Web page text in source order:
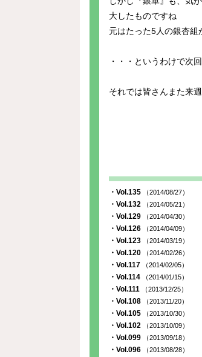
大したものですね
元はたった5人の銀杏
・・・というわけで次
それでは皆さんまた来
・Vol.135 （2014/08/27）
・Vol.132 （2014/05/21）
・Vol.129 （2014/04/30）
・Vol.126 （2014/04/09）
・Vol.123 （2014/03/19）
・Vol.120 （2014/02/26）
・Vol.117 （2014/02/05）
・Vol.114 （2014/01/15）
・Vol.111 （2013/12/25）
・Vol.108 （2013/11/20）
・Vol.105 （2013/10/30）
・Vol.102 （2013/10/09）
・Vol.099 （2013/09/18）
・Vol.096 （2013/08/28）